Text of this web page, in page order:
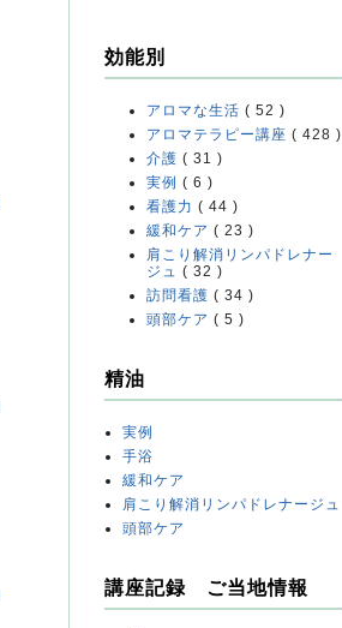
効能別
アロマな生活 ( 52 )
アロマテラピー講座 ( 428 )
介護 ( 31 )
実例 ( 6 )
看護力 ( 44 )
緩和ケア ( 23 )
肩こり解消リンパドレナー
ジュ ( 32 )
訪問看護 ( 34 )
頭部ケア ( 5 )
精油
実例
手浴
緩和ケア
肩こり解消リンパドレナージュ
頭部ケア
講座記録 ご当地情報